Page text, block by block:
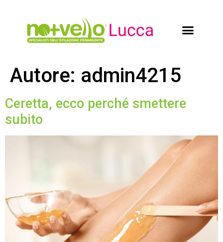
Autore: admin4215
Ceretta, ecco perché smettere
subito